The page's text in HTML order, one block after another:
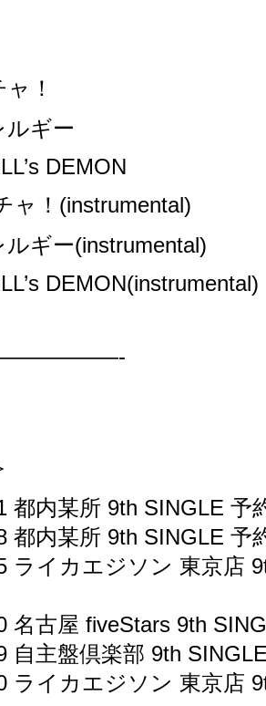
！
ルギー
DEMON
ャ！(instrumental)
ギー(instrumental)
DEMON(instrumental)
都内某所 9th SINGLE 予
都内某所 9th SINGLE 予
ライカエジソン 東京店
名古屋 fiveStars 9th
自主盤倶楽部 9th
ライカエジソン 東京店